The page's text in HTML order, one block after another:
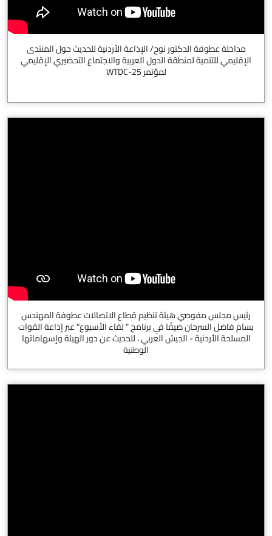
مداخلة عطوفة الدكتور نوح/ الإذاعة الأردنية للحديث حول المنتدى
الإقليمي للتنمية لمنطقة الدول العربية والاجتماع التحضيري الإقليمي
لمؤتمر WTDC-25
رئيس مجلس مفوضي هيئة تنظيم قطاع الاتصالات عطوفة المهندس
بسام فاضل السرحان ضيفًا في برنامج " لقاء الأسبوع" عبر إذاعة القوات
المسلحة الأردنية - الجيش العربي ، للحديث عن دور الهيئة وإسهاماتها
الوطنية